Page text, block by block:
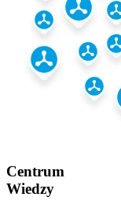
Centrum
Wiedzy